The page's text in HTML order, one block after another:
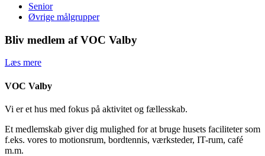
Senior
Øvrige målgrupper
Bliv medlem af VOC Valby
Læs mere
VOC Valby
Vi er et hus med fokus på aktivitet og fællesskab.
Et medlemskab giver dig mulighed for at bruge husets faciliteter som
f.eks. vores to motionsrum, bordtennis, værksteder, IT-rum, café
m.m.